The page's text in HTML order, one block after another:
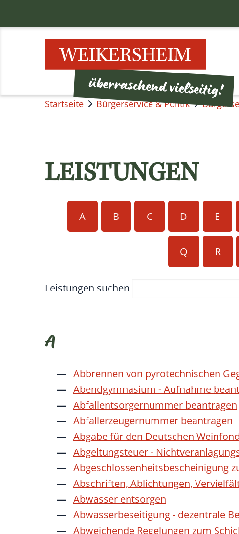
Startseite Bürgerservice & Politik
LEISTUNGEN
A B C D E
Q R
Leistungen suchen
A
Abbrennen von pyrotechnischen
Abendgymnasium - Aufnahme
Abfallentsorgernummer beantragen
Abfallerzeugernummer beantragen
Abgabe für den Deutschen
Abgeltungsteuer -
Abgeschlossenheitsbescheinigung
Abschriften, Ablichtungen,
Abwasser entsorgen
Abwasserbeseitigung - dezentrale
Abweichende Regelungen zum